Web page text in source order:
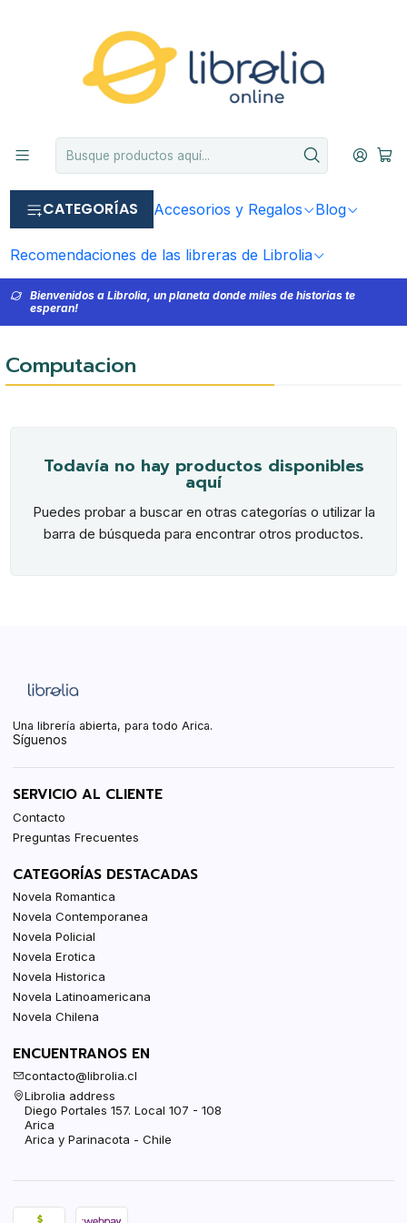
CATEGORÍAS Accesorios y Regalos Blog
Recomendaciones de las libreras de Librolia
Bienvenidos a Librolia, un planeta donde miles de historias te
esperan!
Computacion
Todavía no hay productos disponibles
aquí
Puedes probar a buscar en otras categorías o utilizar la
barra de búsqueda para encontrar otros productos.
Una librería abierta, para todo Arica.
Síguenos
SERVICIO AL CLIENTE
Contacto
Preguntas Frecuentes
CATEGORÍAS DESTACADAS
Novela Romantica
Novela Contemporanea
Novela Policial
Novela Erotica
Novela Historica
Novela Latinoamericana
Novela Chilena
ENCUENTRANOS EN
contacto@librolia.cl
Librolia address
Diego Portales 157. Local 107 - 108
Arica
Arica y Parinacota - Chile